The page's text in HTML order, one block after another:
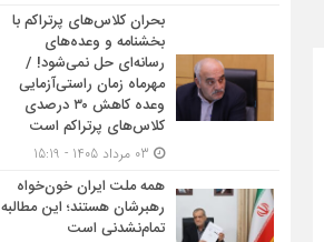
بحران کلاس‌های پرتراکم با
بخشنامه و وعده‌های
رسانه‌ای حل نمی‌شود! /
مهرماه زمان راستی‌آزمایی
وعده کاهش ۳۰ درصدی
کلاس‌های پرتراکم است
همه ملت ایران خون‌خواه
رهبرشان هستند؛ این مطالبه
تمام‌نشدنی است